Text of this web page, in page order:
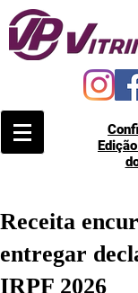
Receita
entregar
IRPF 2026